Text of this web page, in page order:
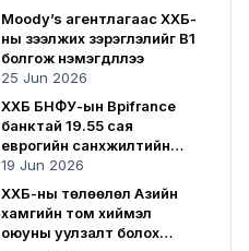
Moody’s агентлагаас ХХБ-
ны зээлжих зэрэглэлийг B1
болгож нэмэгдүүллээ
25 Jun 2026
ХХБ БНФУ-ын Bpifrance
банктай 19.55 сая
еврогийн санхүүжилтийн
гэрээ байгууллаа
19 Jun 2026
ХХБ-ны төлөөлөл Азийн
хамгийн том хиймэл
оюуны уулзалт болох